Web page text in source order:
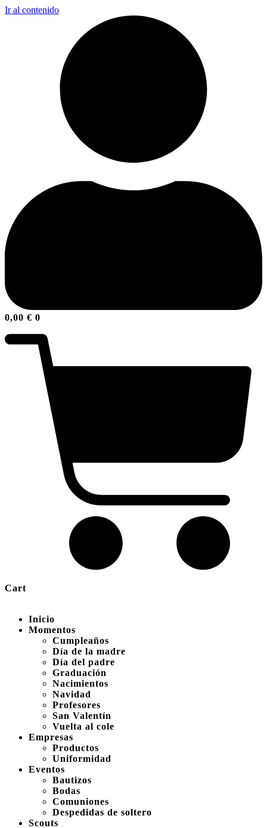
Ir al contenido
0,00 € 0
Cart
Inicio
Momentos
Cumpleaños
Día de la madre
Día del padre
Graduación
Nacimientos
Navidad
Profesores
San Valentín
Vuelta al cole
Empresas
Productos
Uniformidad
Eventos
Bautizos
Bodas
Comuniones
Despedidas de soltero
Scouts